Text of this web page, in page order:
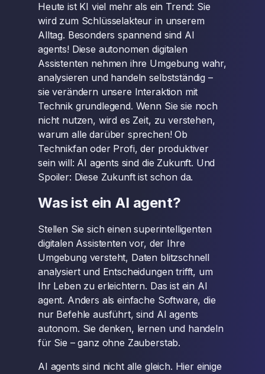
Heute ist KI viel mehr als ein Trend: Sie
wird zum Schlüsselakteur in unserem
Alltag. Besonders spannend sind AI
agents! Diese autonomen digitalen
Assistenten nehmen ihre Umgebung wahr,
analysieren und handeln selbstständig –
sie verändern unsere Interaktion mit
Technik grundlegend. Wenn Sie sie noch
nicht nutzen, wird es Zeit, zu verstehen,
warum alle darüber sprechen! Ob
Technikfan oder Profi, der produktiver
sein will: AI agents sind die Zukunft. Und
Spoiler: Diese Zukunft ist schon da.
Was ist ein AI agent?
Stellen Sie sich einen superintelligenten
digitalen Assistenten vor, der Ihre
Umgebung versteht, Daten blitzschnell
analysiert und Entscheidungen trifft, um
Ihr Leben zu erleichtern. Das ist ein AI
agent. Anders als einfache Software, die
nur Befehle ausführt, sind AI agents
autonom. Sie denken, lernen und handeln
für Sie – ganz ohne Zauberstab.
AI agents sind nicht alle gleich. Hier einige